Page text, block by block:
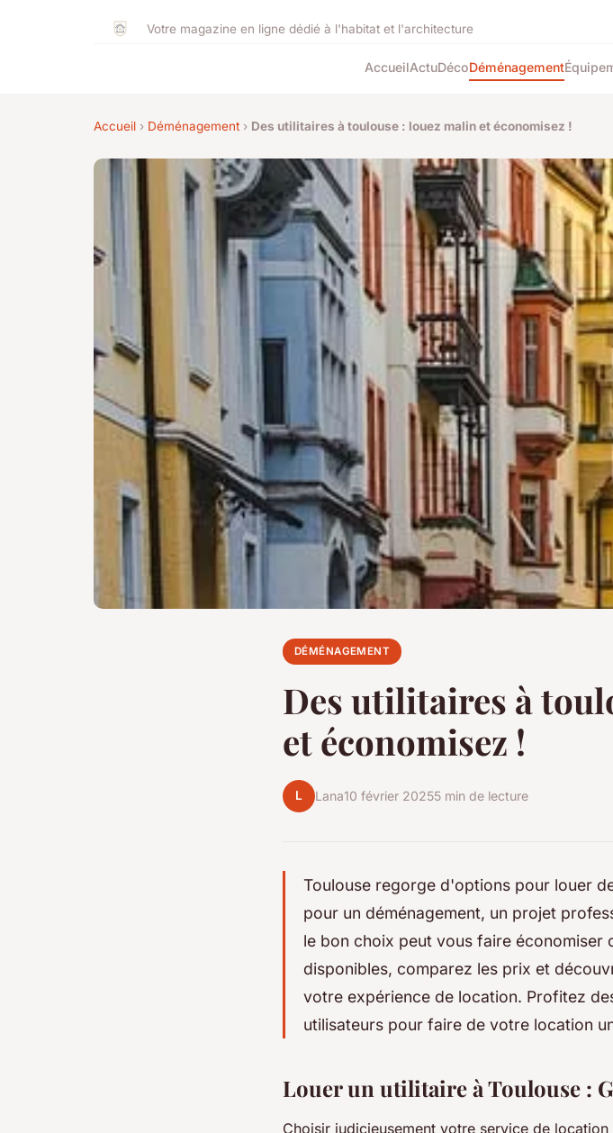
Votre magazine en ligne dédié à l'habitat et l'architecture
AccueilActuDécoDéménagement
Accueil › Déménagement › Des utilitaires à toulouse : louez malin et économisez !
DÉMÉNAGEMENT
Des utilitaires à
et économisez !
L Lana10 février 20255 min de lecture
Toulouse regorge d'options pour louer
pour un déménagement, un projet
le bon choix peut vous faire économiser
disponibles, comparez les prix et
votre expérience de location. Profitez
utilisateurs pour faire de votre location
Louer un utilitaire à Toulouse :
Choisir judicieusement votre service de